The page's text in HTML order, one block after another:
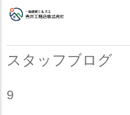
スタッフブログ
9